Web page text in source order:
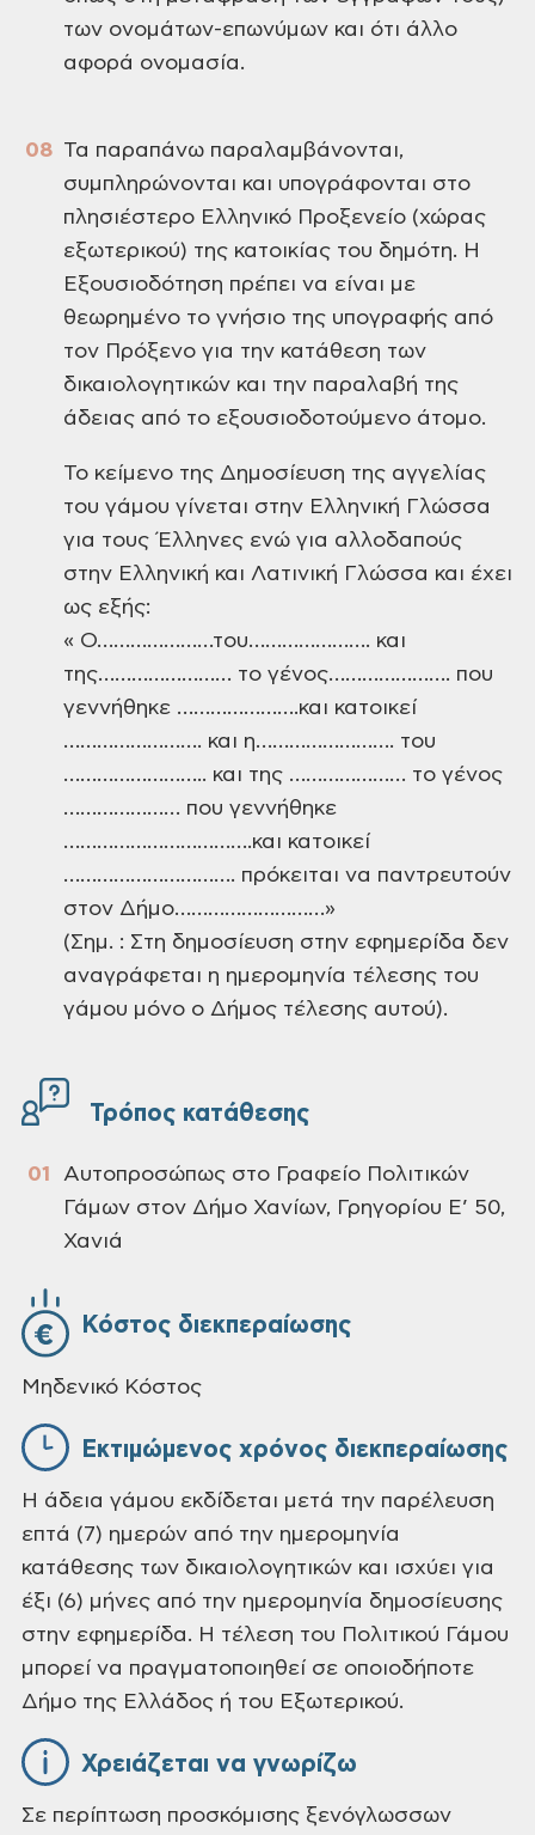
των ονομάτων-επωνύμων και ότι άλλο
αφορά ονομασία.
Τα παραπάνω παραλαμβάνονται,
συμπληρώνονται και υπογράφονται στο
πλησιέστερο Ελληνικό Προξενείο (χώρας
εξωτερικού) της κατοικίας του δημότη. H
Εξουσιοδότηση πρέπει να είναι με
θεωρημένο το γνήσιο της υπογραφής από
τον Πρόξενο για την κατάθεση των
δικαιολογητικών και την παραλαβή της
άδειας από το εξουσιοδοτούμενο άτομο.
Το κείμενο της Δημοσίευση της αγγελίας
του γάμου γίνεται στην Ελληνική Γλώσσα
για τους Έλληνες ενώ για αλλοδαπούς
στην Ελληνική και Λατινική Γλώσσα και έχει
ως εξής:
« Ο…………………του…………………. και
της…………………… το γένος…………………. που
γεννήθηκε ………………….και κατοικεί
……………………. και η……………………. του
…………………….. και της ………………… το γένος
………………… που γεννήθηκε
…………………………….και κατοικεί
…………………………. πρόκειται να παντρευτούν
στον Δήμο………………………»
(Σημ. : Στη δημοσίευση στην εφημερίδα δεν
αναγράφεται η ημερομηνία τέλεσης του
γάμου μόνο ο Δήμος τέλεσης αυτού).
Τρόπος κατάθεσης
Αυτοπροσώπως στο Γραφείο Πολιτικών
Γάμων στον Δήμο Χανίων, Γρηγορίου Ε’ 50,
Χανιά
Κόστος διεκπεραίωσης
Μηδενικό Κόστος
Εκτιμώμενος χρόνος διεκπεραίωσης
Η άδεια γάμου εκδίδεται μετά την παρέλευση
επτά (7) ημερών από την ημερομηνία
κατάθεσης των δικαιολογητικών και ισχύει για
έξι (6) μήνες από την ημερομηνία δημοσίευσης
στην εφημερίδα. Η τέλεση του Πολιτικού Γάμου
μπορεί να πραγματοποιηθεί σε οποιοδήποτε
Δήμο της Ελλάδος ή του Εξωτερικού.
Χρειάζεται να γνωρίζω
Σε περίπτωση προσκόμισης ξενόγλωσσων